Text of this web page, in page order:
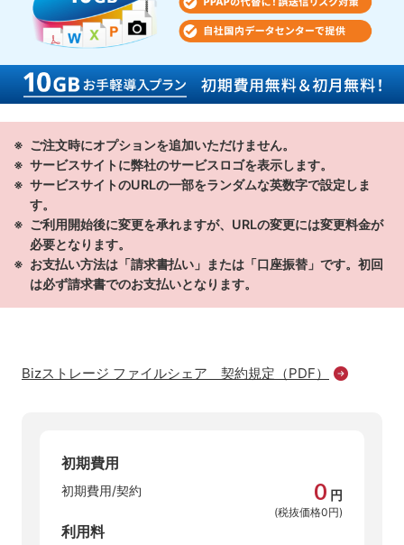
ご注文時にオプションを追加いただけません。
サービスサイトに弊社のサービスロゴを表示します。
サービスサイトのURLの一部をランダムな英数字で設定しま
す。
ご利用開始後に変更を承れますが、URLの変更には変更料金が
必要となります。
お支払い方法は「請求書払い」または「口座振替」です。初回
は必ず請求書でのお支払いとなります。
Bizストレージ ファイルシェア 契約規定（PDF）
初期費用
初期費用/契約 0 円
(税抜価格0円)
利用料